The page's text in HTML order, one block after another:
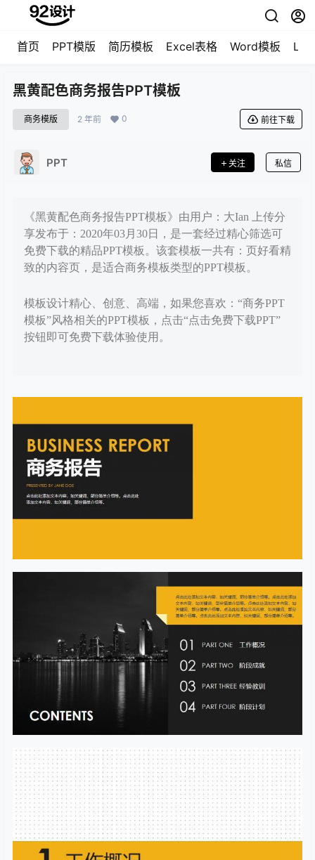
首页 PPT模版 简历模板 Excel表格 Word模板
黑黄配色商务报告PPT模板
商务模版 2 年前 0 前往下载
PPT 关注 私信
《黑黄配色商务报告PPT模板》由用户：大Ian 上传分
享发布于：2020年03月30日，是一套经过精心筛选可
免费下载的精品PPT模板。该套模板一共有：页好看精
致的内容页，是适合商务模板类型的PPT模板。
模板设计精心、创意、高端，如果您喜欢：“商务PPT
模板”风格相关的PPT模板，点击“点击免费下载PPT”
按钮即可免费下载体验使用。